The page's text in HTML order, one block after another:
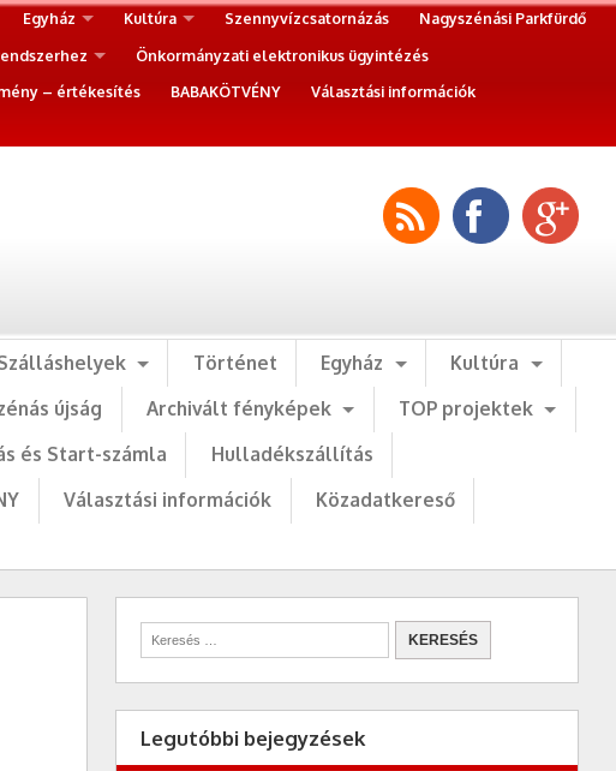
Egyház Kultúra Szennyvízcsatornázás
Nagyszénási Parkfürdő
Önkormányzati elektronikus ügyintézés
– értékesítés BABAKÖTVÉNY
Választási információk
Történet Egyház
Kultúra
újság Archivált fényképek
TOP projektek
és Start-számla
Hulladékszállítás
Választási információk
Közadatkereső
Legutóbbi bejegyzések